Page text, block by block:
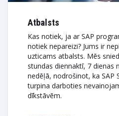
Atbalsts
Kas notiek, ja ar SAP
notiek nepareizi? Jums ir
uzticams atbalsts. Mēs
stundas diennaktī, 7 dienas
nedēļā, nodrošinot, ka SAP
turpina darboties
dīkstāvēm.